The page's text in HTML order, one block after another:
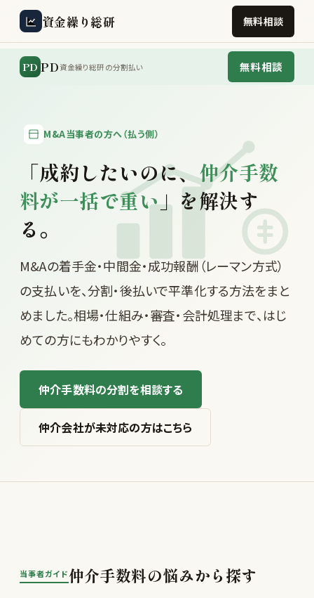
資金繰り総研 無料相談
PD PD資金繰り総研の分割払い 無料相談
M&A当事者の方へ（払う側）
「成約したいのに、仲介手数
料が一括で重い」を解決す
る。
M&Aの着手金・中間金・成功報酬（レーマン方式）
の支払いを、分割・後払いで平準化する方法をまと
めました。相場・仕組み・審査・会計処理まで、はじ
めての方にもわかりやすく。
仲介手数料の分割を相談する
仲介会社が未対応の方はこちら
当事者ガイド仲介手数料の悩みから探す